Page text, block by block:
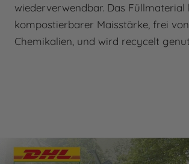
wiederverwendbar. Das Füllmaterial
kompostierbarer Maisstärke, frei
Chemikalien, und wird recycelt